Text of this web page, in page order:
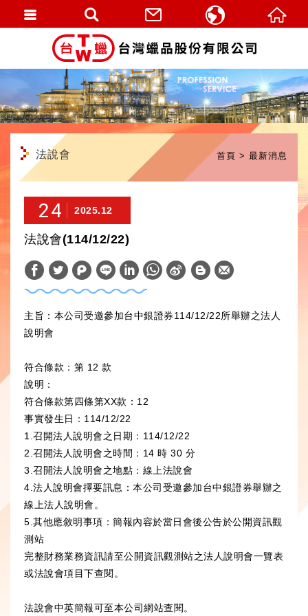
首頁 最新消息
法說會
24 2025.12
法說會(114/12/22)
W
a
S
n
o
主旨：本公司受邀參加台中銀證券114/12/22所舉辦之法人
說明會
符合條款：第 12 款
說明：
符合條款第四條第XX款：12
事實發生日：114/12/22
1.召開法人說明會之日期：114/12/22
2.召開法人說明會之時間：14 時 30 分
3.召開法人說明會之地點：線上法說會
4.法人說明會擇要訊息：本公司受邀參加台中銀證券舉辦之
線上法人說明會。
5.其他應敘明事項：簡報內容於當日會後公告於公開資訊觀
測站
完整財務業務資訊請至公開資訊觀測站之法人說明會一覽表
或法說會項目下查閱。
法說會中英簡報可至本公司網站查閱。
繁體中文
English